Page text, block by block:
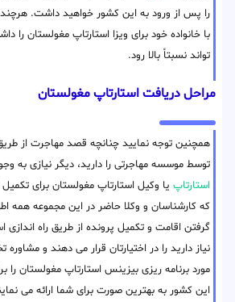
را پس از ورود به این کشور خواهید داشت.
با خانواده خود برای ویزا استارتاپ مغولستان را
تواند نسبتاً بالا رود.
مراحل دریافت استارتاپ مغولستان
همچنین توجه نمایید چنانچه قصد مهاجرت از
توسط موسسه مهاجرتی را دارید، دیگر نیازی به
استارتاپ یا وکیل استارتاپ مغولستان برای
که کارشناسان و وکلا حاضر در این مجموعه همه
گرفتن اقامت و تکمیل پرونده از طریق راه اندازی
نیاز دارید را در اختیارتان قرار می دهند و
مورد برنامه ریزی بیزینس استارتاپ مغولستان را
این کشور به بهترین صورت برای شما ارائه می